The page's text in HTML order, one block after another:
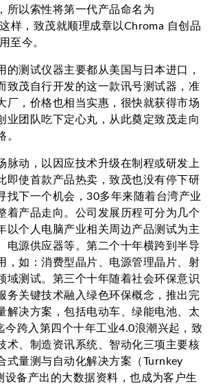
所以索性将第一代产品命名为
样，致茂就顺理成章以Chroma 自创品
至今。
的测试仪器主要都从美国与日本进口，
致茂自行开发的这一款讯号测试器，准
厂，价格也相当实惠，很快就获得市场
业团队吃下定心丸，从此奠定致茂走向
。
脉动，以因应技术升级在制程或研发上
即使首款产品热卖，致茂也没有停下研
找下一个机会，30多年来随着台湾产业
着产品走向。公司发展历程可分为几个
以个人电脑产业相关周边产品测试为主
电源供应器等。第二个十年横跨到半导
，如：消费型晶片、电源管理晶片、射
域测试。第三个十年随着社会环保意识
务关键技术融入绿色环保概念，推出完
解决方案，包括电动车、绿能电池、太
今跨入第四个十年工业4.0浪潮兴起，致
术、制造资讯系统、智动化三项主要核
式量测与自动化解决方案（Turnkey
备产出的大数据资料，也成为客户生